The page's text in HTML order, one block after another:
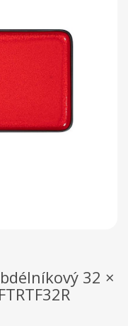
32 ×